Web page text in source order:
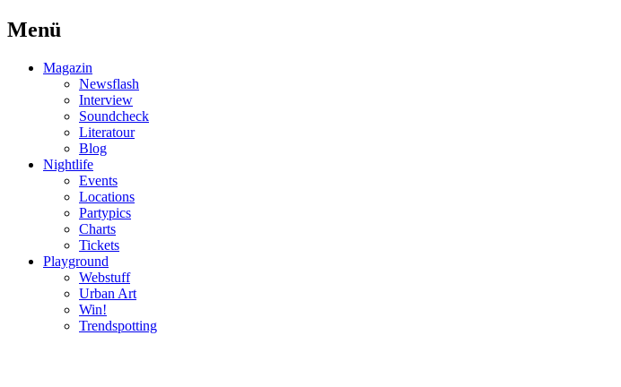
Menü
Magazin
Newsflash
Interview
Soundcheck
Literatour
Blog
Nightlife
Events
Locations
Partypics
Charts
Tickets
Playground
Webstuff
Urban Art
Win!
Trendspotting